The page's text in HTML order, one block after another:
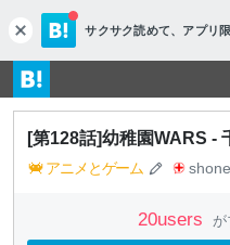
c
l
o
s
e
サクサク読めて、 アプリ
[第128話]幼稚園WARS -
アニメとゲーム
20users が